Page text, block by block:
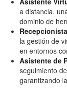
a distancia,
dominio de
la gestión de
en entornos
Asistente de
seguimiento
garantizando